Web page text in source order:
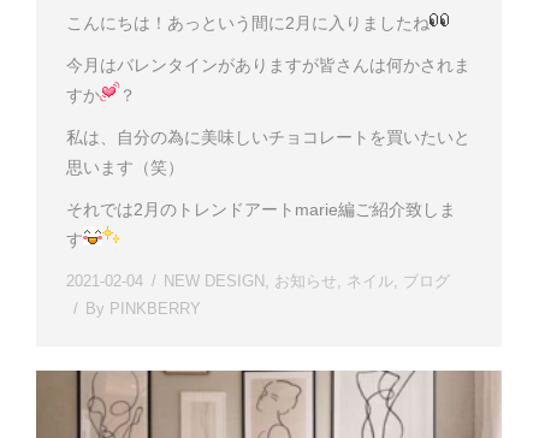
こんにちは！あっという間に2月に入りましたね
今月はバレンタインがありますが皆さんは何かされま
すか
？
私は、自分の為に美味しいチョコレートを買いたいと
思います（笑）
それでは2月のトレンドアートmarie編ご紹介致しま
す
2021-02-04 NEW DESIGN , お知らせ, ネイル, ブログ
By PINKBERRY